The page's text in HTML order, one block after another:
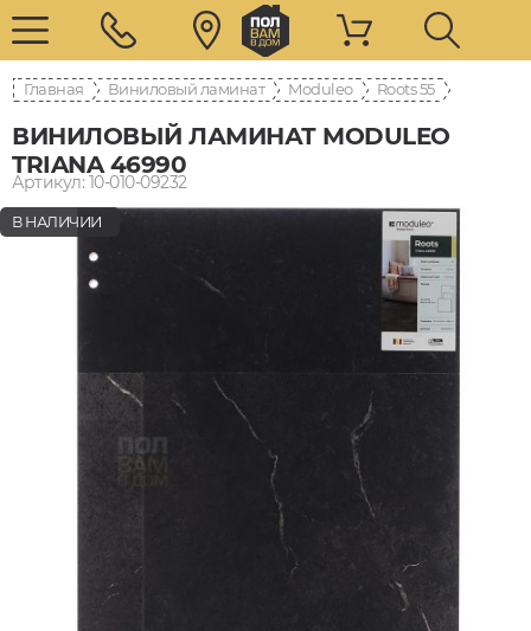
Главная Виниловый ламинат Moduleo Roots 55
ВИНИЛОВЫЙ ЛАМИНАТ MODULEO
TRIANA 46990
Артикул: 10-010-09232
В НАЛИЧИИ